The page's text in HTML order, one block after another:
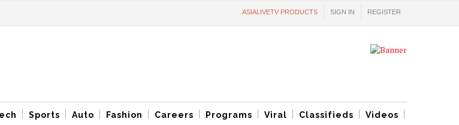
ASIALIVETV PRODUCTS SIGN IN REGISTER
Sports Auto Fashion Careers Programs Viral Classifieds Videos